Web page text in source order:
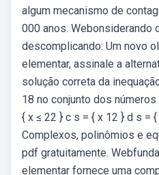
algum mecanismo de
000 anos. Webonsiderando
descomplicando: Um novo
elementar, assinale a
solução correta da
18 no conjunto dos
{ x ≤ 22 } c s = { x 12 } d s =
Complexos, polinômios e
pdf gratuitamente.
elementar fornece uma